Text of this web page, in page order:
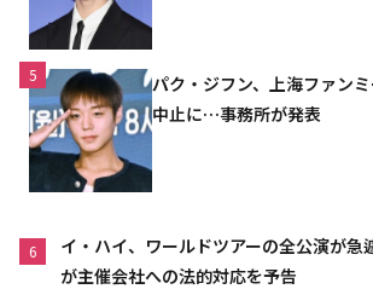
5
パク・ジフン、上海ファン
中止に…事務所が発表
6
イ・ハイ、ワールドツアーの全公演が
が主催会社への法的対応を予告